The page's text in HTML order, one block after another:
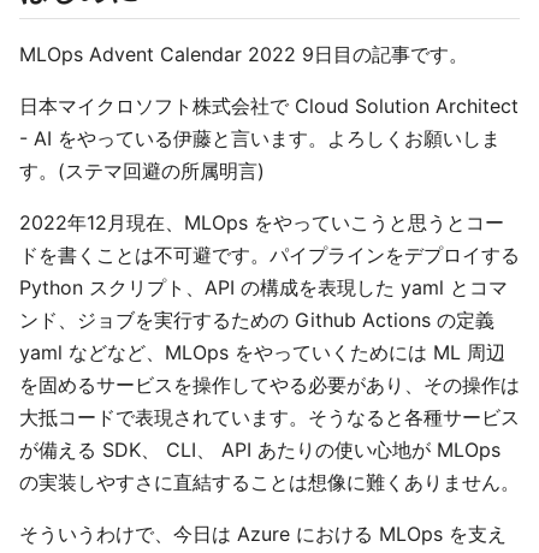
MLOps Advent Calendar 2022 9日目の記事です。
日本マイクロソフト株式会社で Cloud Solution Architect
- AI をやっている伊藤と言います。よろしくお願いしま
す。(ステマ回避の所属明言)
2022年12月現在、MLOps をやっていこうと思うとコー
ドを書くことは不可避です。パイプラインをデプロイする
Python スクリプト、API の構成を表現した yaml とコマ
ンド、ジョブを実行するための Github Actions の定義
yaml などなど、MLOps をやっていくためには ML 周辺
を固めるサービスを操作してやる必要があり、その操作は
大抵コードで表現されています。そうなると各種サービス
が備える SDK、 CLI、 API あたりの使い心地が MLOps
の実装しやすさに直結することは想像に難くありません。
そういうわけで、今日は Azure における MLOps を支え